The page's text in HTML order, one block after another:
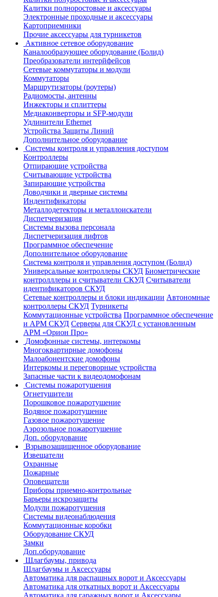
Калитки полноростовые и аксессуары
Электронные проходные и аксессуары
Картоприемники
Прочие аксессуары для турникетов
Активное сетевое оборудование
Каналообразующее оборудование (Болид)
Преобразователи интерйфейсов
Сетевые коммутаторы и модули
Коммутаторы
Маршрутизаторы (роутеры)
Радиомосты, антенны
Инжекторы и сплиттеры
Медиаконверторы и SFP-модули
Удлинители Ethernet
Устройства Защиты Линий
Дополнительное оборудование
Системы контроля и управления доступом
Контроллеры
Отпирающие устройства
Считывающие устройства
Запирающие устройства
Доводчики и дверные системы
Индентификаторы
Металлодетекторы и металлоискатели
Диспетчеризация
Системы вызова персонала
Диспетчеризация лифтов
Программное обеспечение
Дополнительное оборудование
Система контроля и управления доступом (Болид)
Универсальные контроллеры СКУД Биометрические
контролллеры и считыватели СКУД Считыватели
идентификаторов СКУД
Сетевые контроллеры и блоки индикации Автономные
контроллеры СКУД Турникеты
Коммутационные устройства Программное обеспечение
и АРМ СКУД Серверы для СКУД с установленным
АРМ «Орион Про»
Домофонные системы, интеркомы
Многоквартирные домофоны
Малоабонентские домофоны
Интеркомы и переговорные устройства
Запасные части к видеодомофонам
Системы пожаротушения
Огнетушители
Порошковое пожаротушение
Водяное пожаротушение
Газовое пожаротушение
Аэрозольное пожаротушение
Доп. оборудование
Взрывозащищенное оборудование
Извещатели
Охранные
Пожарные
Оповещатели
Приборы приемно-контрольные
Барьеры искрозащиты
Модули пожаротушения
Системы видеонаблюдения
Коммутационные коробки
Оборудование СКУД
Замки
Доп.оборудование
Шлагбаумы, привода
Шлагбаумы и Аксессуары
Автоматика для распашных ворот и Аксессуары
Автоматика для откатных ворот и Аксессуары
Автоматика для гаражных ворот и Аксессуары